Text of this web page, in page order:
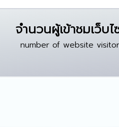
จำนวนผู้เข้าชมเว็บไ
number of website